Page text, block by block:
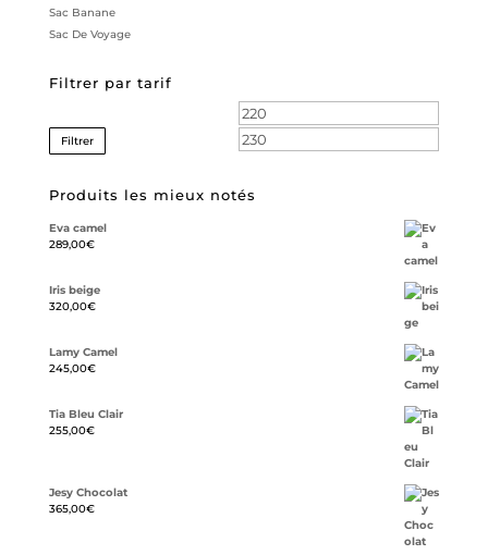
Sac Banane
Sac De Voyage
Filtrer par tarif
Prix
min
Filtrer
Produits les mieux notés
Eva camel
289,00€
Iris beige
320,00€
Lamy Camel
245,00€
Tia Bleu Clair
255,00€
Jesy Chocolat
365,00€